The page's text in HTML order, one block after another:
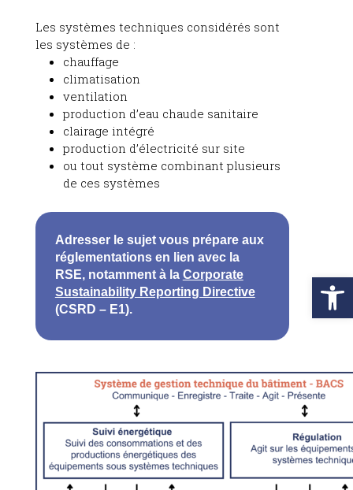
Ouvrir
Les systèmes techniques considérés sont
les systèmes de :
chauffage
climatisation
ventilation
production d’eau chaude sanitaire
clairage intégré
production d’électricité sur site
ou tout système combinant plusieurs
de ces systèmes
Adresser le sujet vous prépare aux
réglementations en lien avec la
RSE, notamment à la Corporate
Sustainability Reporting Directive
(CSRD – E1).